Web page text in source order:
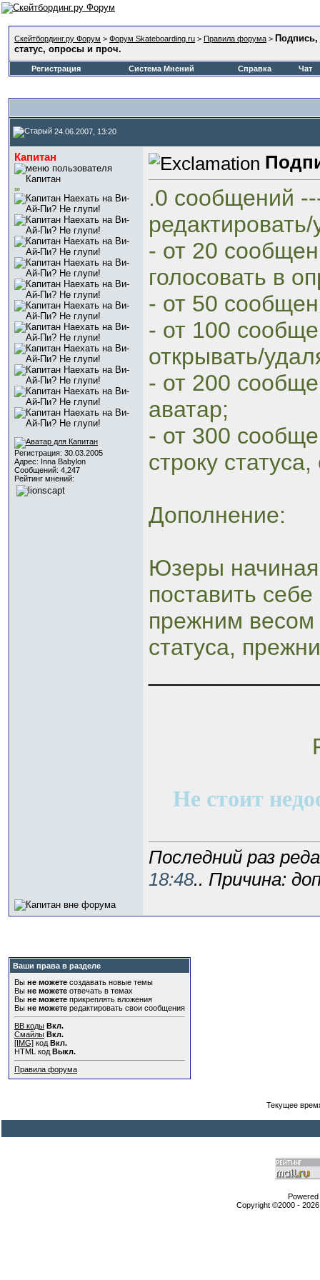
Скейтбординг.ру Форум > Форум Skateboarding.ru > Правила форума > Подпись,
статус, опросы и проч.
Регистрация Система Мнений Справка Чат
24.06.2007, 13:20
Капитан
∞
Регистрация: 30.03.2005
Адрес: Inna Babylon
Сообщений: 4,247
Рейтинг мнений:
.0 сообщений
- от 20
голосовать в
- от 50
- от 100
открывать/
- от 200
аватар;
- от 300
строку
Дополнение:
Юзеры начиная
поставить
прежним весом
статуса,
Не стоит
Последний раз
18:48.. Причина:
Ваши права в разделе
Вы не можете создавать новые темы
Вы не можете отвечать в темах
Вы не можете прикреплять вложения
Вы не можете редактировать свои сообщения
BB коды Вкл.
Смайлы Вкл.
[IMG] код Вкл.
HTML код Выкл.
Правила форума
Текущее
Copyright ©2000 -